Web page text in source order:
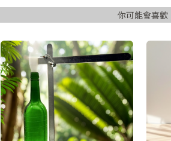
你可能會喜歡